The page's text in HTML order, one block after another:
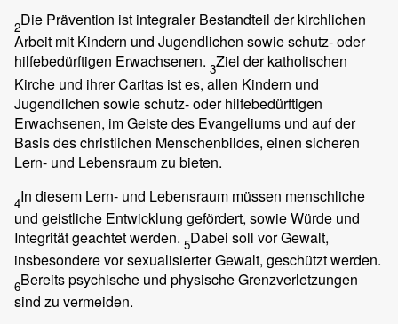
2Die Prävention ist integraler Bestandteil der kirchlichen
Arbeit mit Kindern und Jugendlichen sowie schutz- oder
hilfebedürftigen Erwachsenen. 3Ziel der katholischen
Kirche und ihrer Caritas ist es, allen Kindern und
Jugendlichen sowie schutz- oder hilfebedürftigen
Erwachsenen, im Geiste des Evangeliums und auf der
Basis des christlichen Menschenbildes, einen sicheren
Lern- und Lebensraum zu bieten.
4In diesem Lern- und Lebensraum müssen menschliche
und geistliche Entwicklung gefördert, sowie Würde und
Integrität geachtet werden. 5Dabei soll vor Gewalt,
insbesondere vor sexualisierter Gewalt, geschützt werden.
6Bereits psychische und physische Grenzverletzungen
sind zu vermeiden.